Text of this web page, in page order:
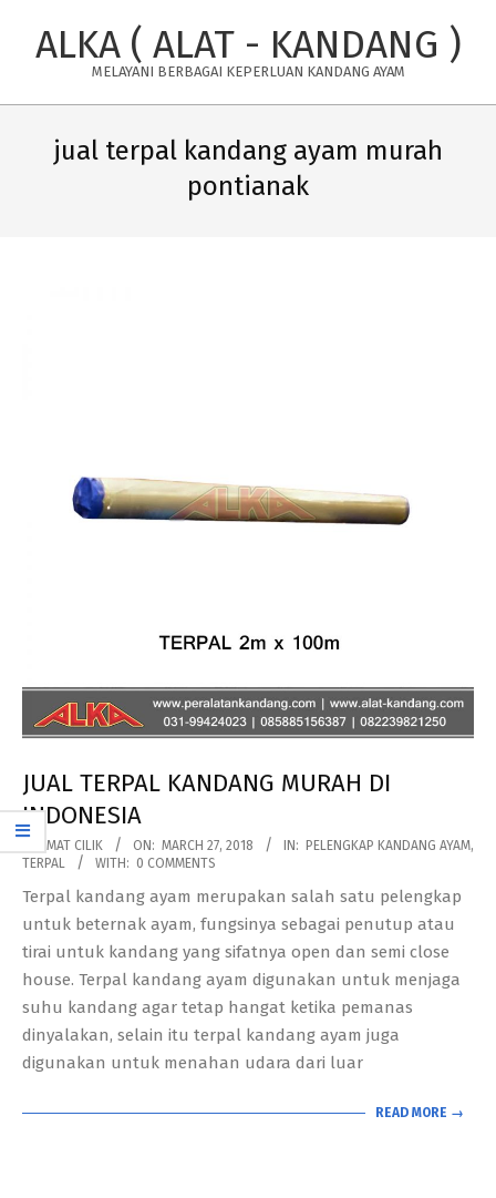
ALKA ( ALAT - KANDANG )
MELAYANI BERBAGAI KEPERLUAN KANDANG AYAM
Navigationjual terpal kandang ayam murah
pontianak
JUAL TERPAL KANDANG MURAH DI
INDONESIA
2018-
03-
27
MAT CILIK ON: MARCH 27, 2018 IN: PELENGKAP KANDANG AYAM,
TERPAL
WITH: 0 COMMENTS
Terpal kandang ayam merupakan salah satu pelengkap
untuk beternak ayam, fungsinya sebagai penutup atau
tirai untuk kandang yang sifatnya open dan semi close
house. Terpal kandang ayam digunakan untuk menjaga
suhu kandang agar tetap hangat ketika pemanas
dinyalakan, selain itu terpal kandang ayam juga
digunakan untuk menahan udara dari luar
READ MORE →